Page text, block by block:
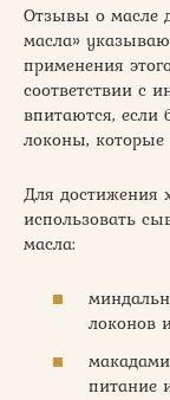
Отзывы о масле
масла»
применения
соответствии с
впитаются,
локоны,
Для достижения
использовать
масла:
локонов
питание